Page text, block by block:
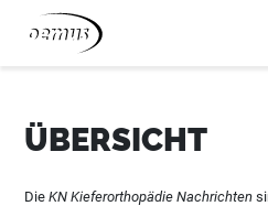
Zum Inhalt springen
ÜBERSICHT
DieKN Kieferorthopädie Nachrichten